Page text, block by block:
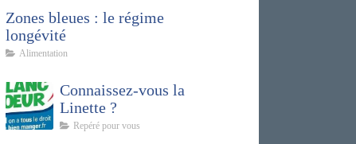
Zones bleues : le régime
longévité
Alimentation
Connaissez-vous la
Linette ?
Repéré pour vous